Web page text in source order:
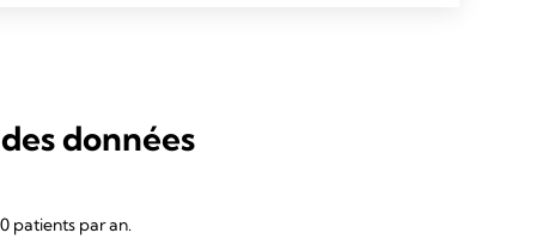
données
patients par an.